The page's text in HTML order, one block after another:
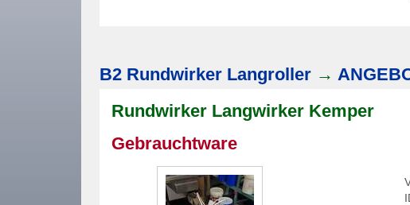
B2 Rundwirker Langroller →
Rundwirker Langwirker Kemper
Gebrauchtware